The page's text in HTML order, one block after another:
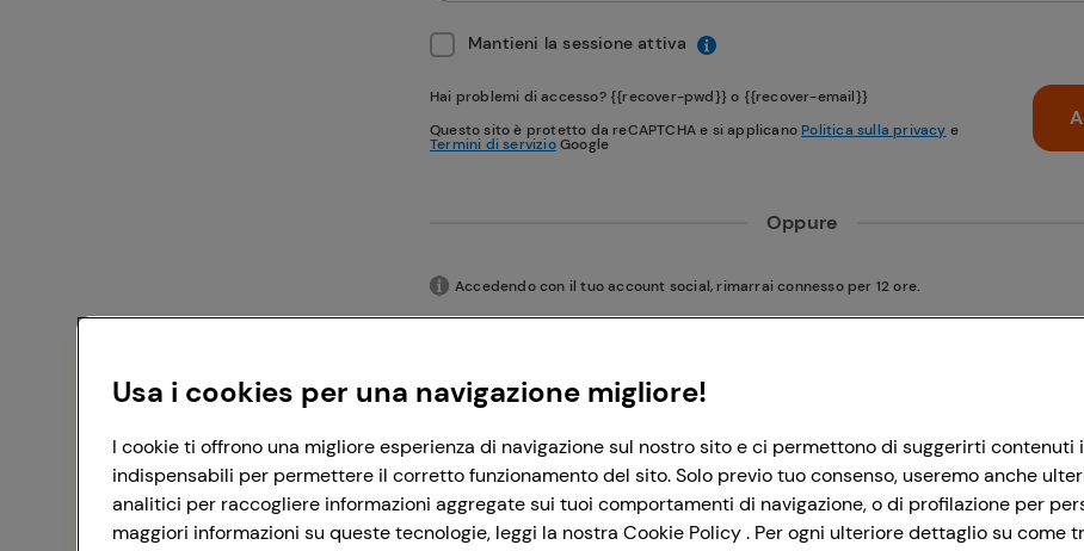
Mantieni la sessione attiva
Hai problemi di accesso? {{recover-pwd}} o {{recover-email}}
Questo sito è protetto da reCAPTCHA e si applicano Politica sulla privacy e
Termini di servizioGoogle
Oppure
Accedendo con il tuo account social, rimarrai connesso per 12 ore.
Accedi con Facebook
Usa i cookies per una navigazione migliore!
I cookie ti offrono una migliore esperienza di navigazione sul nostro sito e ci permettono di suggerirti
indispensabili per permettere il corretto funzionamento del sito. Solo previo tuo consenso, useremo anche
analitici per raccogliere informazioni aggregate sui tuoi comportamenti di navigazione, o di profilazione per
maggiori informazioni su queste tecnologie, leggi la nostra Cookie Policy . Per ogni ulteriore dettaglio su